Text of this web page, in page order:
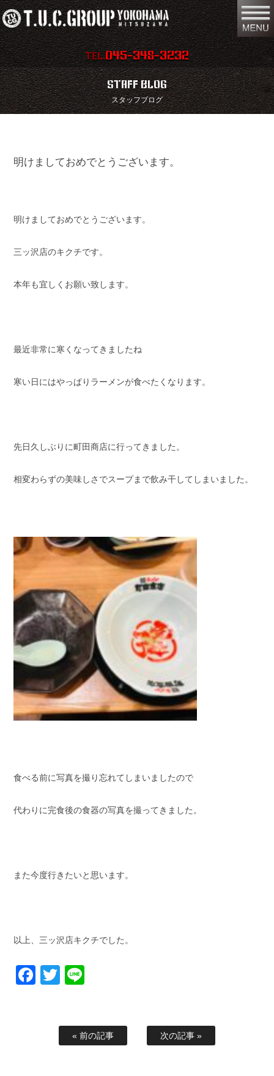
TEL.045-348-3232
在庫車両情報 店舗情報
保証内容 地図
スタッフ紹介 お問い合わせ
買取無料査定
STAFF BLOG
スタッフブログ
明けましておめでとうございます。
明けましておめでとうございます。
三ッ沢店のキクチです。
本年も宜しくお願い致します。
最近非常に寒くなってきましたね
寒い日にはやっぱりラーメンが食べたくなります。
先日久しぶりに町田商店に行ってきました。
相変わらずの美味しさでスープまで飲み干してしまいました。
食べる前に写真を撮り忘れてしまいましたので
代わりに完食後の食器の写真を撮ってきました。
また今度行きたいと思います。
以上、三ッ沢店キクチでした。
Facebook
Twitter
« 前の記事 次の記事 »